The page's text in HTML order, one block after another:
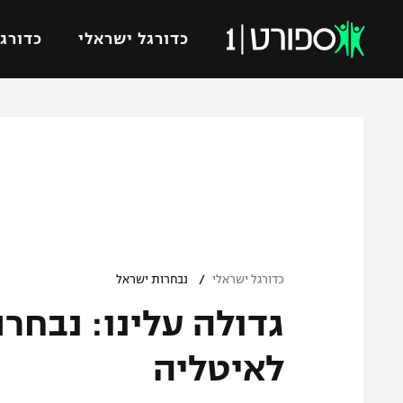
כדורגל ישראלי
ברחבה
"מעל הליגה" – פודקאסט
"מחצית בשכונה" – פודקאסט
מכבי
כדורגל ישראלי / נבחרות ישראל
לאיטליה